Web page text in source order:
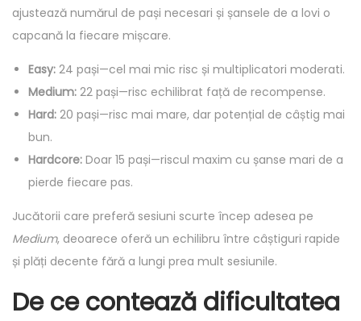
ajustează numărul de pași necesari și șansele de a lovi o
capcană la fiecare mișcare.
Easy: 24 pași—cel mai mic risc și multiplicatori moderati.
Medium: 22 pași—risc echilibrat față de recompense.
Hard: 20 pași—risc mai mare, dar potențial de câștig mai
bun.
Hardcore: Doar 15 pași—riscul maxim cu șanse mari de a
pierde fiecare pas.
Jucătorii care preferă sesiuni scurte încep adesea pe
Medium, deoarece oferă un echilibru între câștiguri rapide
și plăți decente fără a lungi prea mult sesiunile.
De ce contează dificultatea